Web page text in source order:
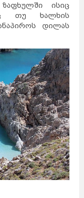
ისიც
თუ ხალხის
დილას